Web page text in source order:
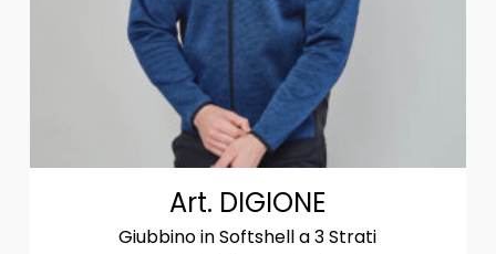
Art. DIGIONE
Giubbino in Softshell a 3 Strati